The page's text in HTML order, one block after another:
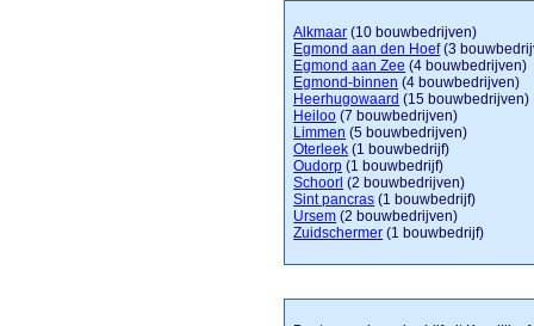
Alkmaar (10 bouwbedrijven)
Egmond aan den Hoef(3
Egmond aan Zee (4 bouwbedrijven)
Egmond-binnen (4 bouwbedrijven)
Heerhugowaard (15 bouwbedrijven)
Heiloo (7 bouwbedrijven)
Limmen (5 bouwbedrijven)
Oterleek (1 bouwbedrijf)
Oudorp (1 bouwbedrijf)
Schoorl (2 bouwbedrijven)
Sint pancras (1 bouwbedrijf)
Ursem (2 bouwbedrijven)
Zuidschermer (1 bouwbedrijf)